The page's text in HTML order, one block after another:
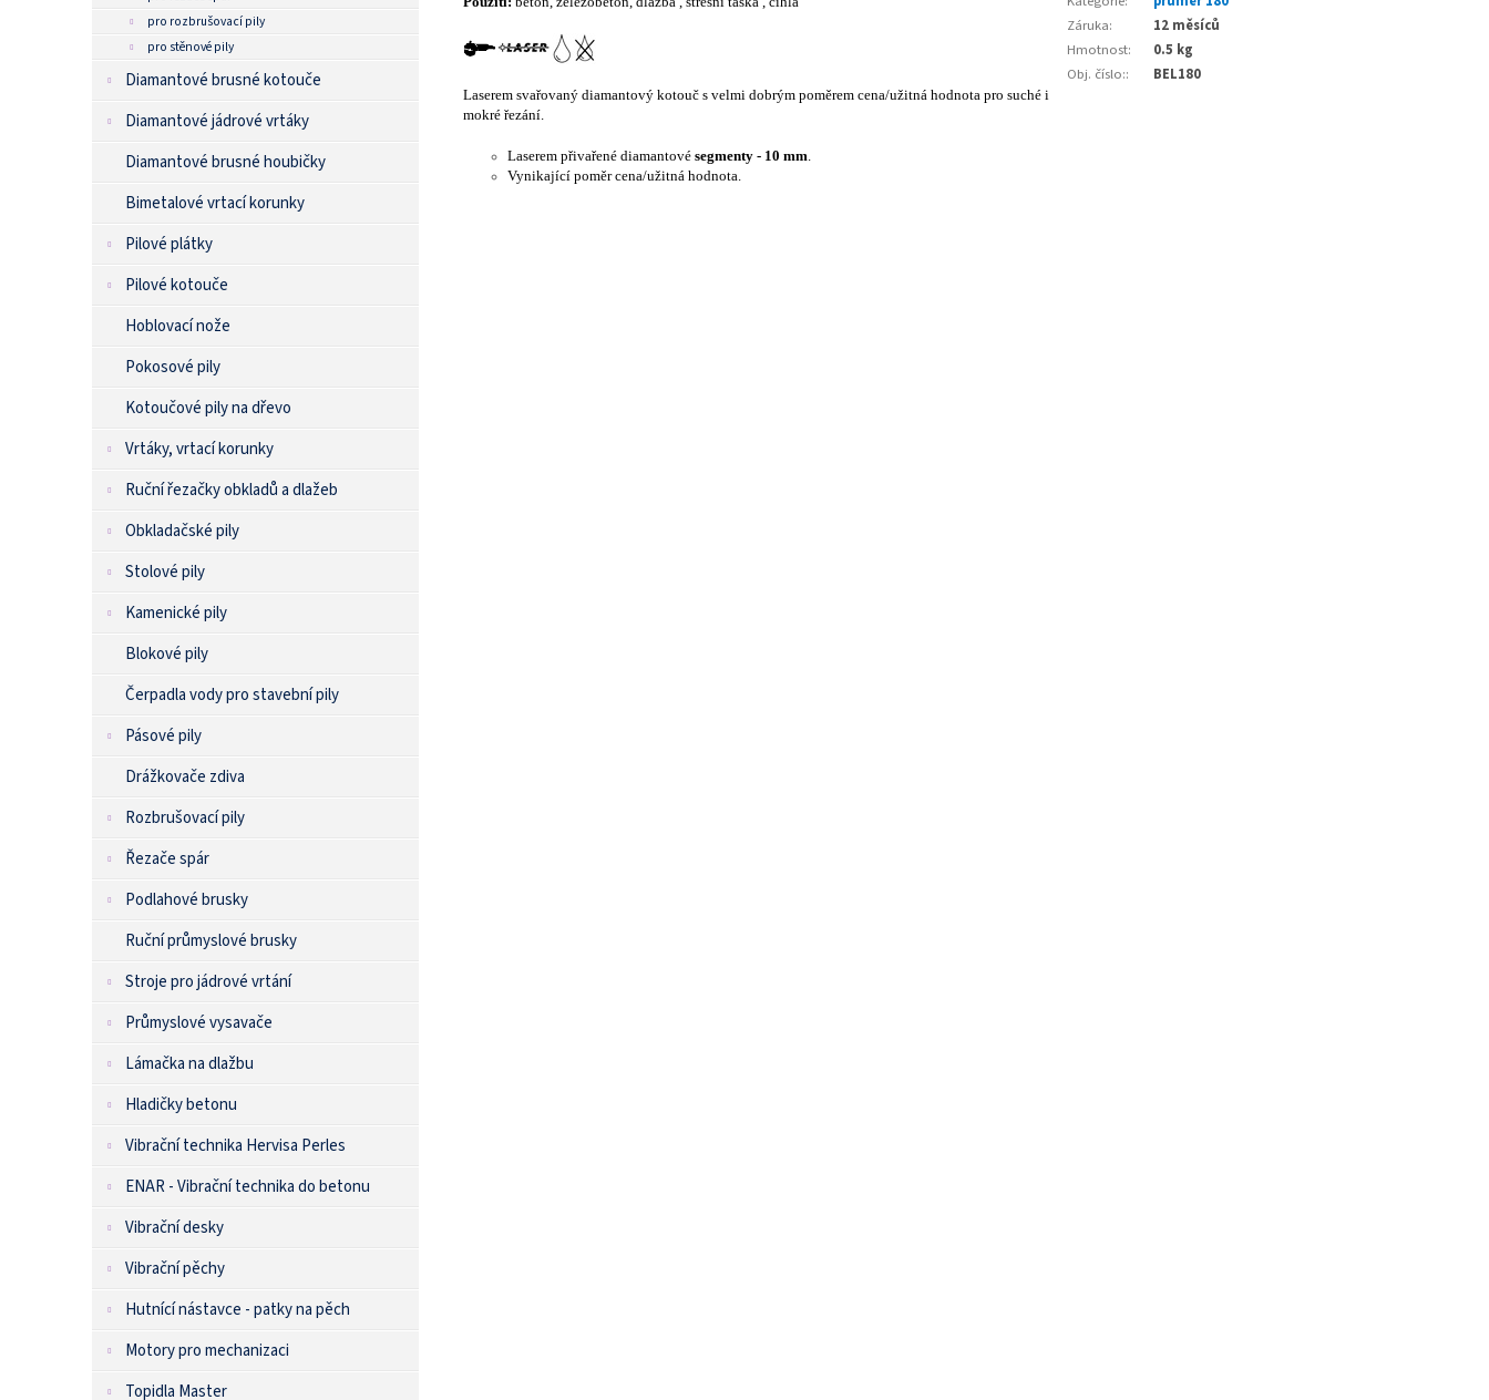
pro rozbrušovací pily
pro stěnové pily
Diamantové brusné kotouče
Diamantové jádrové vrtáky
Diamantové brusné houbičky
Bimetalové vrtací korunky
Pilové plátky
Pilové kotouče
Hoblovací nože
Pokosové pily
Kotoučové pily na dřevo
Vrtáky, vrtací korunky
Ruční řezačky obkladů a dlažeb
Obkladačské pily
Stolové pily
Kamenické pily
Blokové pily
Čerpadla vody pro stavební pily
Pásové pily
Drážkovače zdiva
Rozbrušovací pily
Řezače spár
Podlahové brusky
Ruční průmyslové brusky
Stroje pro jádrové vrtání
Průmyslové vysavače
Lámačka na dlažbu
Hladičky betonu
Vibrační technika Hervisa Perles
ENAR - Vibrační technika do betonu
Vibrační desky
Vibrační pěchy
Hutnící nástavce - patky na pěch
Motory pro mechanizaci
Topidla Master
Laserem svařovaný diamantový kotouč s velmi dobrým poměrem cena/užitná hodnota pro suché i
mokré řezání.
Laserem přivařené diamantové segmenty - 10 mm
Vynikající poměr cena/užitná hodnota.
Záruka:
12 měsíců
Hmotnost:
0.5 kg
Obj. číslo:: BEL180